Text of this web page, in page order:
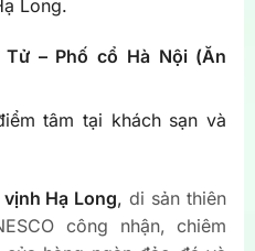
Long.
Tử – Phố cổ Hà Nội (Ăn
tâm tại khách sạn và
vịnh Hạ Long,di sản thiên
công nhận, chiêm